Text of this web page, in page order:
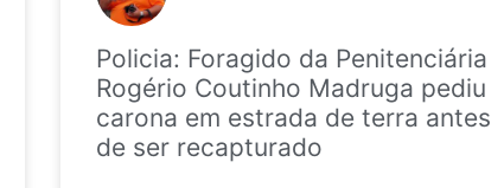
Policia: Foragido da Penitenciária
Rogério Coutinho Madruga pediu
carona em estrada de terra antes
de ser recapturado